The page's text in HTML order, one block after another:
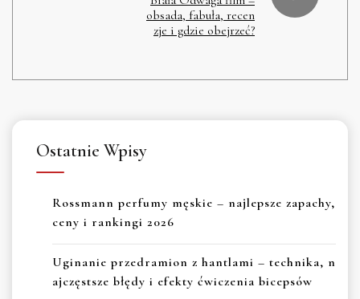
obsada, fabuła, recen
zje i gdzie obejrzeć?
Ostatnie Wpisy
Rossmann perfumy męskie – najlepsze zapachy,
ceny i rankingi 2026
Uginanie przedramion z hantlami – technika, n
ajczęstsze błędy i efekty ćwiczenia bicepsów